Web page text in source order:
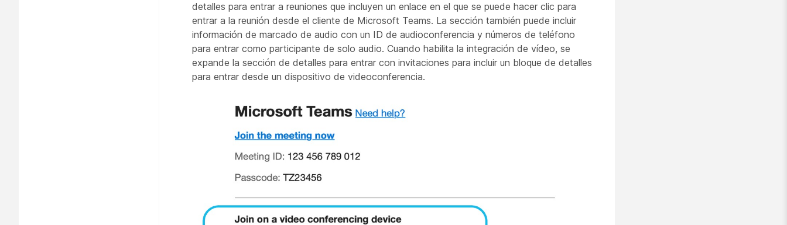
detalles para entrar a reuniones que incluyen un enlace en el que se puede hacer clic para
entrar a la reunión desde el cliente de Microsoft Teams. La sección también puede incluir
información de marcado de audio con un ID de audioconferencia y números de teléfono
para entrar como participante de solo audio. Cuando habilita la integración de vídeo, se
expande la sección de detalles para entrar con invitaciones para incluir un bloque de detalles
para entrar desde un dispositivo de videoconferencia.